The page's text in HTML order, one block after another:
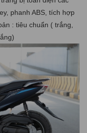
phanh ABS, tích hợp
: tiêu chuẩn ( trắng,